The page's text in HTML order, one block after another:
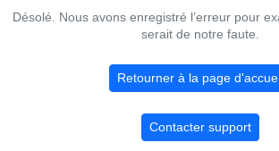
Désolé. Nous avons enregistré l’erreur pour
serait de notre faute.
Retourner à la page
Contacter support